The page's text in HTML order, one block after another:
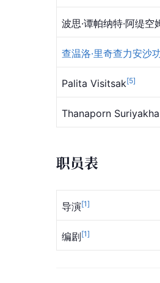
波思·谭帕纳特·阿缇空
查温洛·里奇查力安沙
Palita Visitsak[5]
Thanaporn
职员表
导演[1]
编剧[1]